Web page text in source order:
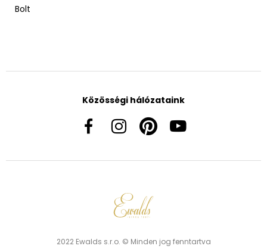
Bolt
Közösségi hálózataink
2022 Ewalds s.r.o. © Minden jog fenntartva